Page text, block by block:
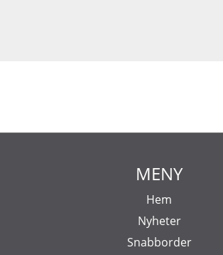
MENY
Hem
Nyheter
Snabborder